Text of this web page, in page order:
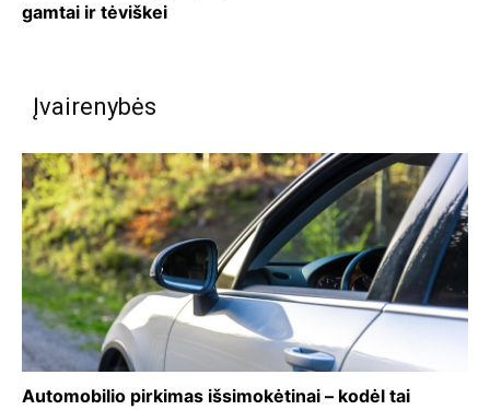
gamtai ir tėviškei
Įvairenybės
Automobilio pirkimas išsimokėtinai – kodėl tai